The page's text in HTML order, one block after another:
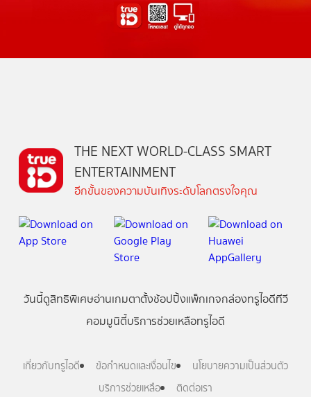
THE NEXT WORLD-CLASS SMART
ENTERTAINMENT
อีกขั้นของความบันเทิงระดับโลกตรงใจคุณ
วันนี้ดูสิทธิพิเศษอ่านเกมตาตั้งช้อปปิ้งแพ็กเกจกล่องทรูไอดีทีวี
คอมมูนิตี้บริการช่วยเหลือทรูไอดี
เกี่ยวกับทรูไอดี ข้อกำหนดและเงื่อนไข
นโยบายความเป็นส่วนตัว
บริการช่วยเหลือ
ติดต่อเรา